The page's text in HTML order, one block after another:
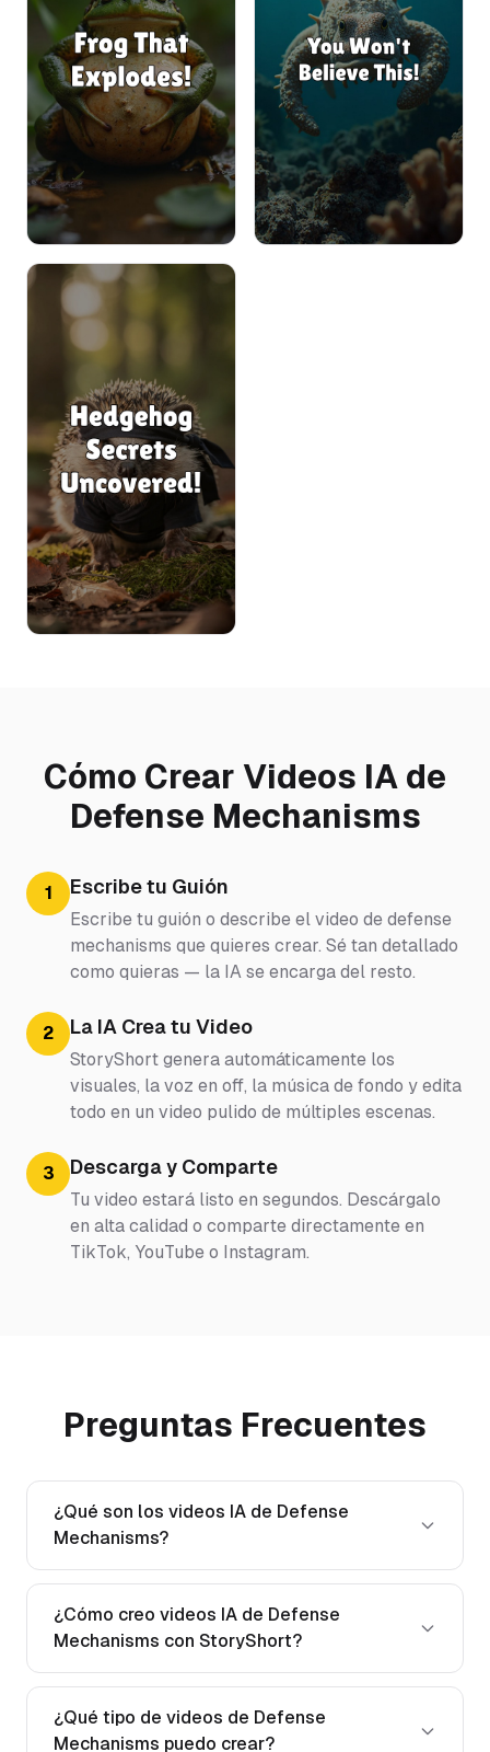
Cómo Crear Videos IA de
Defense Mechanisms
1 Escribe tu Guión
Escribe tu guión o describe el video de defense
mechanisms que quieres crear. Sé tan detallado
como quieras — la IA se encarga del resto.
2 La IA Crea tu Video
StoryShort genera automáticamente los
visuales, la voz en off, la música de fondo y edita
todo en un video pulido de múltiples escenas.
3 Descarga y Comparte
Tu video estará listo en segundos. Descárgalo
en alta calidad o comparte directamente en
TikTok, YouTube o Instagram.
Preguntas Frecuentes
¿Qué son los videos IA de Defense
Mechanisms?
¿Cómo creo videos IA de Defense
Mechanisms con StoryShort?
¿Qué tipo de videos de Defense
Mechanisms puedo crear?